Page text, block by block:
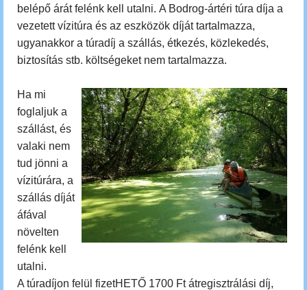
belépő árát felénk kell utalni. A Bodrog-ártéri túra díja a
vezetett vízitúra és az eszközök díját tartalmazza,
ugyanakkor a túradíj a szállás, étkezés, közlekedés,
biztosítás stb. költségeket nem tartalmazza.
Ha mi
foglaljuk a
szállást, és
valaki nem
tud jönni a
vízitúrára, a
szállás díját
áfával
növelten
felénk kell
utalni.
A túradíjon felül fizetHETŐ 1700 Ft átregisztrálási díj,